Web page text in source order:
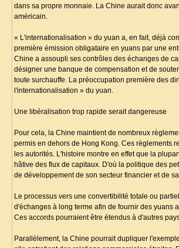
dans sa propre monnaie. La Chine aurait donc
américain.
« L'internationalisation » du yuan a, en fait, déjà
première émission obligataire en yuans par une
Chine a assoupli ses contrôles des échanges de
désigner une banque de compensation et de
toute surchauffe. La préoccupation première des
l'internationalisation » du yuan.
Une libéralisation trop rapide serait dangereuse
Pour cela, la Chine maintient de nombreux
permis en dehors de Hong Kong. Ces règlements
les autorités. L'histoire montre en effet que la
hâtive des flux de capitaux. D'où la politique des
de développement de son secteur financier et de
Le processus vers une convertibilité totale ou
d'échanges à long terme afin de fournir des yuans
Ces accords pourraient être étendus à d'autres
Parallèlement, la Chine pourrait dupliquer